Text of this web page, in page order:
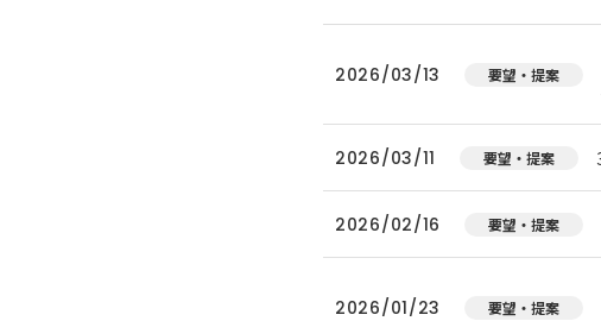
2026/03/13 要望・提案
2026/03/11 要望・提案
2026/02/16 要望・提案
2026/01/23 要望・提案